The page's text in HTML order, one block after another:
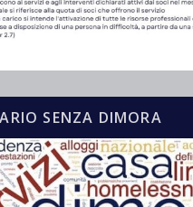
SENZA DIMORA